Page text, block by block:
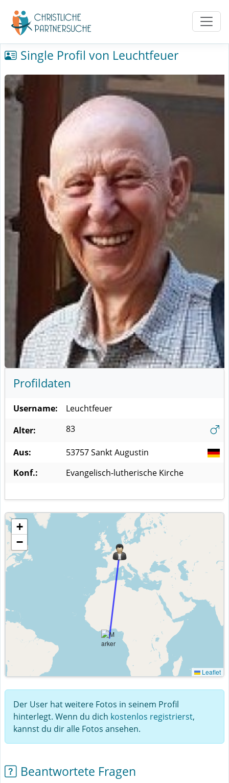
Single Profil von Leuchtfeuer
Profildaten
Username:
Leuchtfeuer
Alter:
83
Aus: 53757Sankt Augustin
Konf.:
Evangelisch-lutherische Kirche
+
−
Leaflet
Der User hat weitere Fotos in seinem Profil
hinterlegt. Wenn du dich kostenlos registrierst,
kannst du dir alle Fotos ansehen.
Beantwortete Fragen